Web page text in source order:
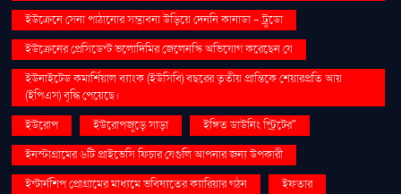
ইউক্রেনে সেনা পাঠানোর সম্ভাবনা উড়িয়ে দেননি কানাডা - ট্রুডো
ইউক্রেনের প্রেসিডেন্ট ভলোদিমির জেলেনস্কি অভিযোগ করেছেন যে
ইউনাইটেড কমার্শিয়াল ব্যাংক (ইউসিবি) বছরের তৃতীয় প্রান্তিকে শেয়ারপ্রতি আয়
(ইপিএস) বৃদ্ধি পেয়েছে।
ইউরোপ
ইউরোপজুড়ে সাড়া
ইঙ্গিত ডাউনিং স্ট্রিটের"
ইনস্টাগ্রামের ৬টি প্রাইভেসি ফিচার যেগুলি আপনার জন্য উপকারী
ইন্টার্নশিপ প্রোগ্রামের মাধ্যমে ভবিষ্যতের ক্যারিয়ার গঠন
ইফতার